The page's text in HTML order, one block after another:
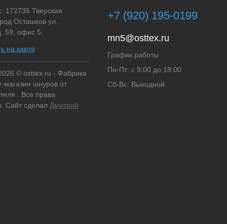
172735 Тверская
Осташков ул.
59, офис 5.
на карте
© osttex.ru - Фабрика
магазин шнуров от
. Все права
Сайт сделал Дмитрий
+7 (920) 195-0199
mn5@osttex.ru
График работы
Пн-Пт: с 9:00 до 18:00
Сб-Вс: Выходной